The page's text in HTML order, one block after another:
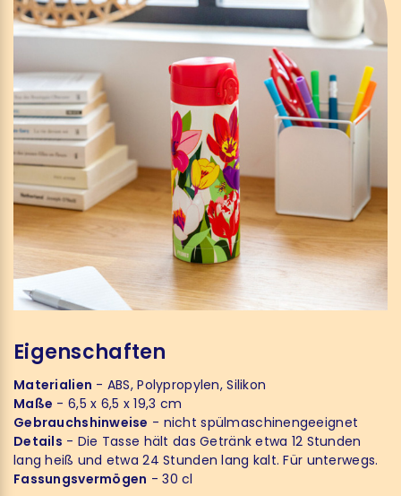
Eigenschaften
Materialien - ABS, Polypropylen, Silikon
Maße - 6,5 x 6,5 x 19,3 cm
Gebrauchshinweise - nicht spülmaschinengeeignet
Details - Die Tasse hält das Getränk etwa 12 Stunden
lang heiß und etwa 24 Stunden lang kalt. Für unterwegs.
Fassungsvermögen - 30 cl